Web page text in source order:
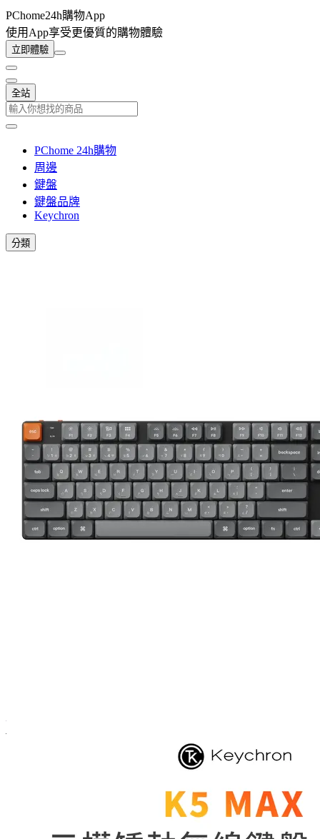
PChome24h購物App
使用App享受更優質的購物體驗
立即體驗
全站
PChome 24h購物
周邊
鍵盤
鍵盤品牌
Keychron
分類